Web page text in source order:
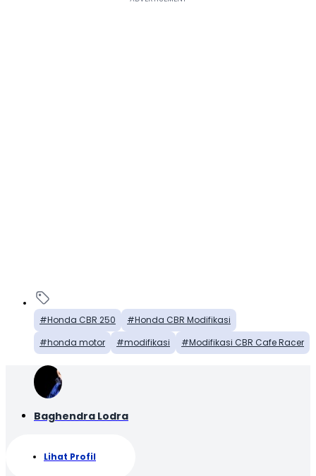
Honda CBR 250
Honda CBR Modifikasi
honda motor
modifikasi Modifikasi CBR Cafe Racer
Baghendra Lodra
Lihat Profil